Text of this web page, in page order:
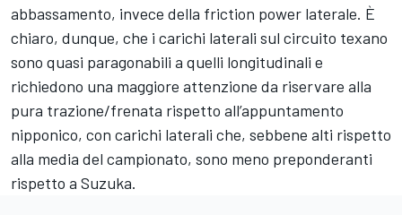
abbassamento, invece della friction power laterale. È
chiaro, dunque, che i carichi laterali sul circuito texano
sono quasi paragonabili a quelli longitudinali e
richiedono una maggiore attenzione da riservare alla
pura trazione/frenata rispetto all’appuntamento
nipponico, con carichi laterali che, sebbene alti rispetto
alla media del campionato, sono meno preponderanti
rispetto a Suzuka.